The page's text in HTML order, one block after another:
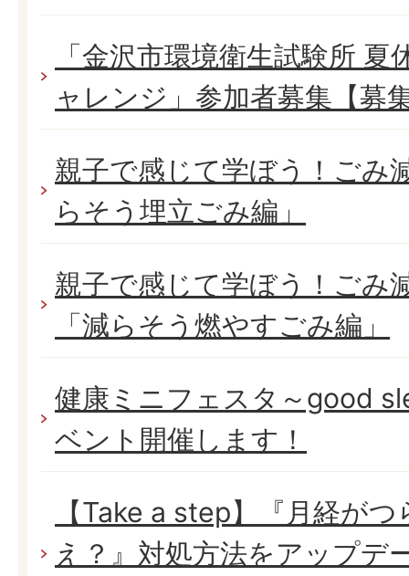
「金沢市環境衛生試験所
ャレンジ」参加者募集【募
親子で感じて学ぼう！ごみ
らそう埋立ごみ編」
親子で感じて学ぼう！ごみ
「減らそう燃やすごみ編」
健康ミニフェスタ～good
ベント開催します！
【Take a step】『月経が
え？』対処方法をアップデ